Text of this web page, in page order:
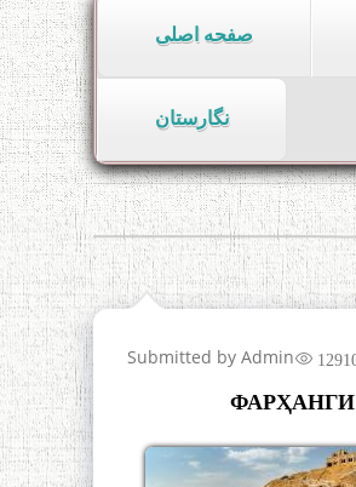
صفحه اصلی
نگارستان
Submitted by Admin